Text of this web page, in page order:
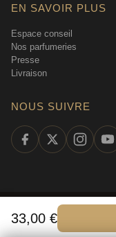
33,00 €
EN SAVOIR PLUS
Espace conseil
Nos parfumeries
Presse
Livraison
NOUS SUIVRE
Tendance